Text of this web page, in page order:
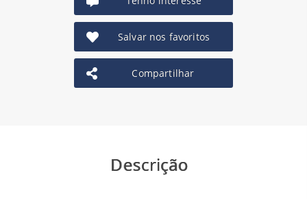
Salvar nos favoritos
Compartilhar
Descrição